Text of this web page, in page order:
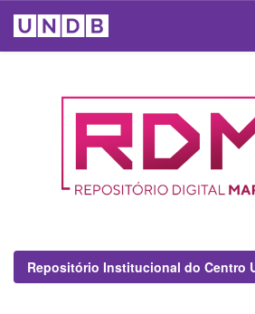
Repositório Institucional do Centro